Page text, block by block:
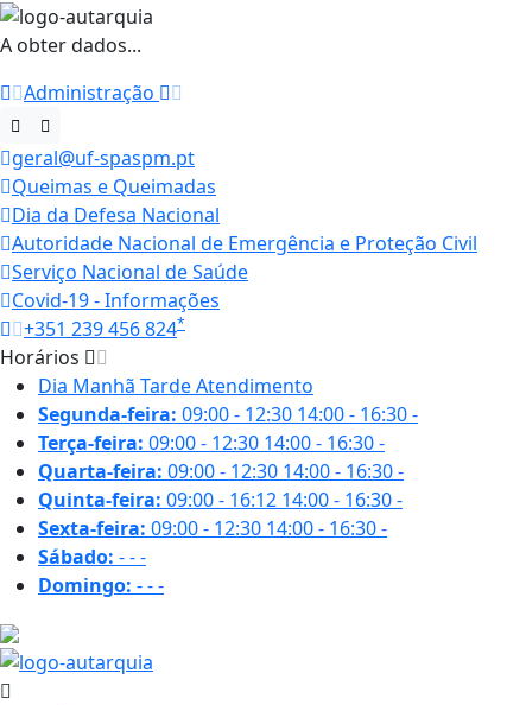
A obter dados...
Administração
geral@uf-spaspm.pt
Queimas e Queimadas
Dia da Defesa Nacional
Autoridade Nacional de Emergência e Proteção Civil
Serviço Nacional de Saúde
Covid-19 - Informações
+351 239 456 824*
Horários
Dia Manhã TardeAtendimento
Segunda-feira: 09:00 - 12:30 14:00 - 16:30-
Terça-feira: 09:00 - 12:30 14:00 - 16:30-
Quarta-feira: 09:00 - 12:30 14:00 - 16:30-
Quinta-feira: 09:00 - 16:12 14:00 - 16:30-
Sexta-feira: 09:00 - 12:30 14:00 - 16:30-
Sábado: ---
Domingo: ---